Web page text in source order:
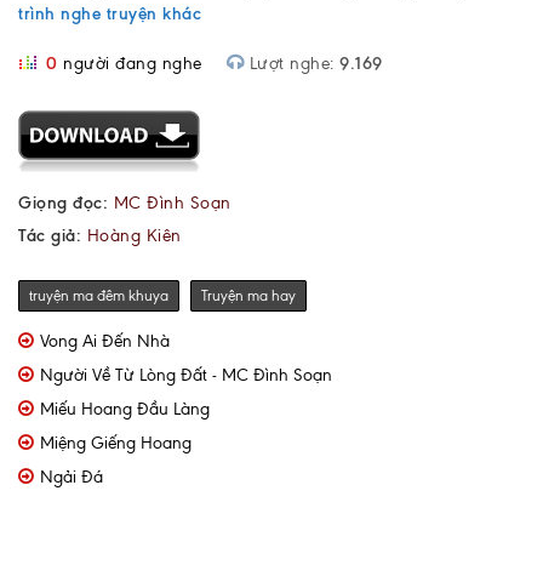
trình nghe truyện khác
0 người đang nghe Lượt nghe: 9.169
Giọng đọc: MC Đình Soạn
Tác giả: Hoàng Kiên
truyện ma đêm khuya Truyện ma hay
Vong Ai Đến Nhà
Người Về Từ Lòng Đất - MC Đình Soạn
Miếu Hoang Đầu Làng
Miệng Giếng Hoang
Ngải Đá